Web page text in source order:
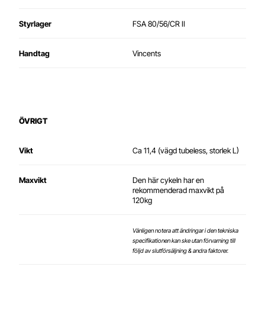
Styrlager FSA 80/56/CR II
Handtag Vincents
ÖVRIGT
Vikt Ca 11,4 (vägd tubeless, storlek L)
Maxvikt
Den här cykeln har en
rekommenderad maxvikt på
120kg
Vänligen notera att ändringar i den tekniska
specifikationen kan ske utan förvarning till
följd av slutförsäljning & andra faktorer.